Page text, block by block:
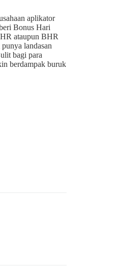
aplikator
Bonus Hari
ataupun BHR
landasan
bagi para
berdampak buruk